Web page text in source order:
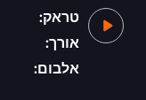
טראק:
אורך:
אלבום: